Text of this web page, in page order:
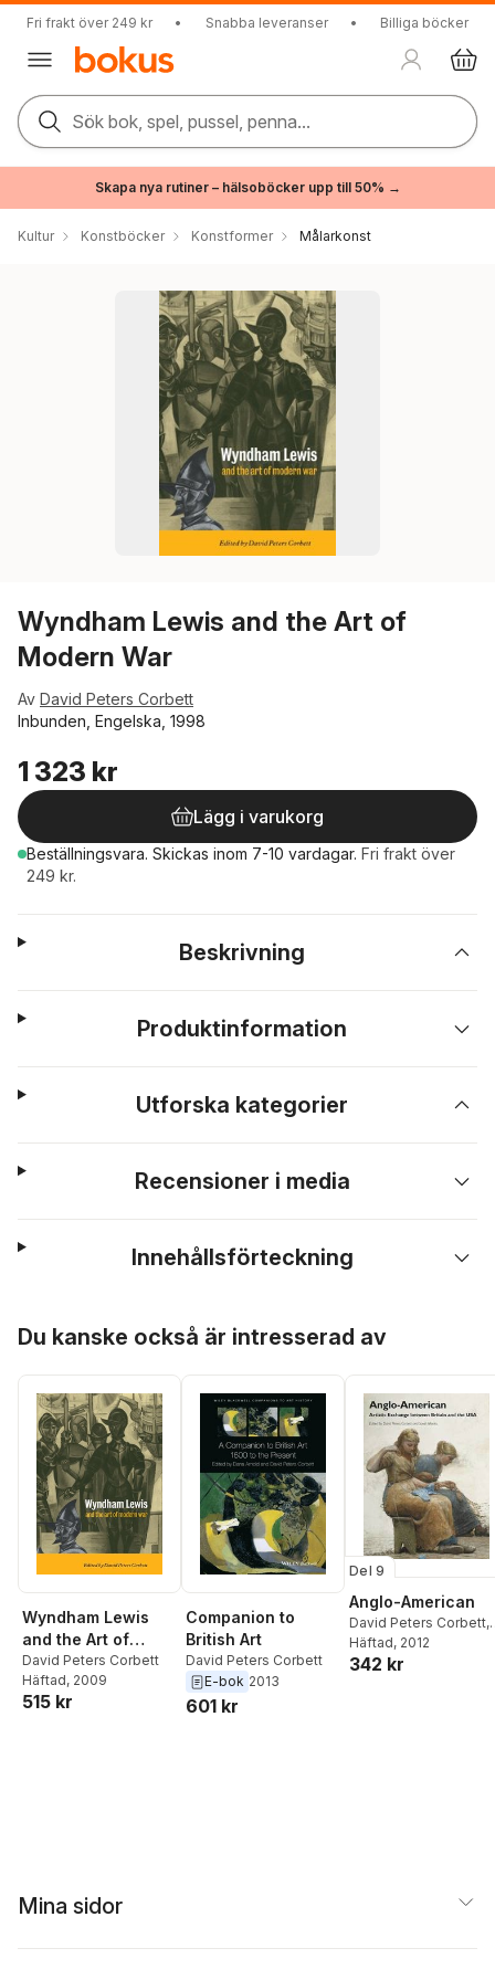
Fri frakt över 249 kr • Snabba leveranser • Billiga böcker
Sök bok, spel, pussel, penna...
Skapa nya rutiner – hälsoböcker upp till 50% →
Kultur Konstböcker Konstformer Målarkonst
Wyndham Lewis and the Art of
Modern War
Av David Peters Corbett
Inbunden, Engelska, 1998
1 323 kr
Lägg i varukorg
Beställningsvara. Skickas inom 7-10 vardagar. Fri frakt över
249 kr.
Beskrivning
Produktinformation
Utforska kategorier
Recensioner i media
Innehållsförteckning
Du kanske också är intresserad av
Wyndham Lewis
and the Art of
Modern War
David Peters Corbett
Häftad, 2009
515 kr
Companion to
British Art
David Peters Corbett
E-bok 2013
601 kr
Del 9
Anglo-American
David Peters Corbett,
Sarah Monks
Häftad, 2012
342 kr
Mina sidor